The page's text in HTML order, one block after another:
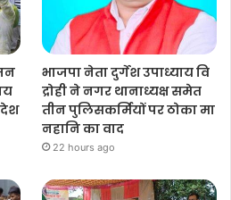
भाजपा नेता दुर्गेश उपाध्याय वि
द्रोही ने नगर थानाध्यक्ष समेत
तीन पुलिसकर्मियों पर ठोका मा
नहानि का वाद
22 hours ago